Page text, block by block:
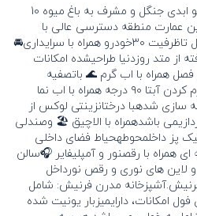
عمارت سوپر لوکس چناران با ویو ابدی جنگل و مشرف به باغ میوه 10
عمارت منطقه دسترسی عالی با
امنیت بالا🚨جای پارکینک مستقل تاظرفیت ۳۰خودرو همراه با سرایداری🚘
برگرفته از متد روزدنیا طراحیشده امکانات
همراه با اب گرم 🌊 باتصفیه
فعالاتوماتیک ۲۴ ساعته امکانگرم کردن آبتا ۹۰ درجه همراه با اب نما
سازی شدهبا درختانزینتی لوکس از
باشدهمراه با الاچیق 🏖️ وصندلی
پز داخلمحوطهحیاط فضای داخلی
همراه با رقصنور و آمپلیفایر 🎧سالن
باارتفاع سقف ۵متر و لاین های نوری و رقص نورداخل
فرنیش.آشپزخانه مدرن فرنیش: شامل
امکانات، دارایمیزبار یونیت شده